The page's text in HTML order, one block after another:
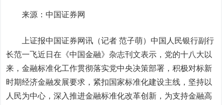
来源：中国证券网
上证报中国证券网讯（记者 范子萌）中国人民银行副行
长范一飞近日在《中国金融》杂志刊文表示，党的十八大以
来，金融标准化工作贯彻落实党中央决策部署，积极对标新
时期经济金融发展要求，紧扣国家标准化建设主线，坚持以
人民为中心，深入推进金融标准化改革创新，为支持金融高